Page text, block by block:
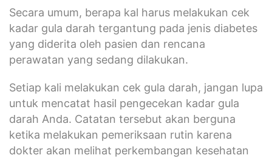
Secara umum, berapa kal harus melakukan cek
kadar gula darah tergantung pada jenis diabetes
yang diderita oleh pasien dan rencana
perawatan yang sedang dilakukan.
Setiap kali melakukan cek gula darah, jangan lupa
untuk mencatat hasil pengecekan kadar gula
darah Anda. Catatan tersebut akan berguna
ketika melakukan pemeriksaan rutin karena
dokter akan melihat perkembangan kesehatan